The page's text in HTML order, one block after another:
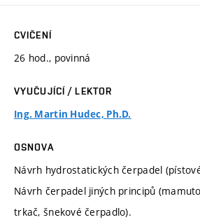
CVIČENÍ
26 hod., povinná
VYUČUJÍCÍ / LEKTOR
Ing. Martin Hudec, Ph.D.
OSNOVA
Návrh hydrostatických čerpadel
Návrh čerpadel jiných principů
trkač, šnekové čerpadlo).